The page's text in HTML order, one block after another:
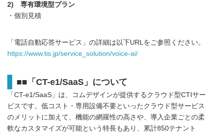
2) 専有環境型プラン
・個別見積
「電話自動応答サービス」の詳細は以下URLをご参照ください。
https://www.tis.jp/service_solution/voice-ai/
■■「CT-e1/SaaS」について
「CT-e1/SaaS」は、コムデザインが提供するクラウド型CTIサー
ビスです。低コスト・専用設備不要といったクラウド型サービス
のメリットに加えて、機能の網羅性の高さや、導入企業ごとの柔
軟なカスタマイズが可能という特長もあり、累計850テナント